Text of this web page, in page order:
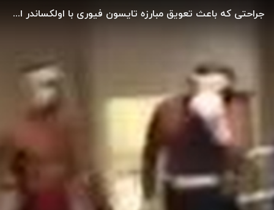
جراحتی که باعث تعویق مبارزه تایسون فیوری با اولکساندر اوسیک شد